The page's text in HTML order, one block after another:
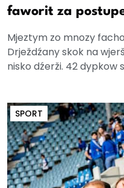
faworit za
Mjeztym zo mnozy
Drježdźany skok na
nisko dźerži. 42 dypkow
SPORT